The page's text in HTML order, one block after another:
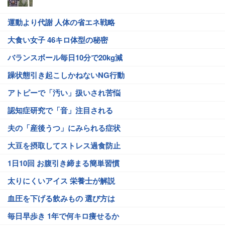
運動より代謝 人体の省エネ戦略
大食い女子 46キロ体型の秘密
バランスボール毎日10分で20kg減
躁状態引き起こしかねないNG行動
アトピーで「汚い」扱いされ苦悩
認知症研究で「音」注目される
夫の「産後うつ」にみられる症状
大豆を摂取してストレス過食防止
1日10回 お腹引き締まる簡単習慣
太りにくいアイス 栄養士が解説
血圧を下げる飲みもの 選び方は
毎日早歩き 1年で何キロ痩せるか